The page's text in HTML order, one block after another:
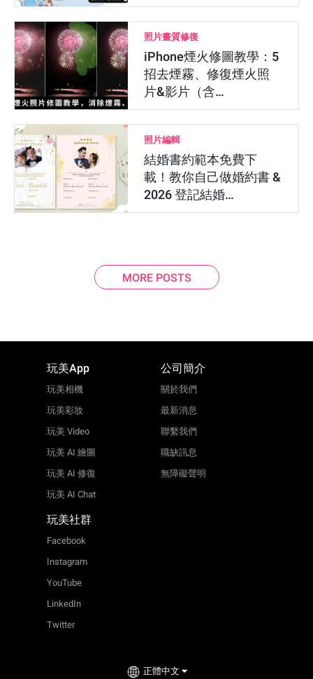
照片畫質修復
iPhone煙火修圖教學：5
招去煙霧、修復煙火照
片&影片（含…
照片編輯
結婚書約範本免費下
載！教你自己做婚約書 &
2026 登記結婚…
MORE POSTS
玩美App
玩美相機
玩美彩妝
玩美 Video
玩美 AI 繪圖
玩美 AI 修復
玩美 AI Chat
公司簡介
關於我們
最新消息
聯繫我們
職缺訊息
無障礙聲明
玩美社群
Facebook
Instagram
YouTube
LinkedIn
Twitter
正體中文